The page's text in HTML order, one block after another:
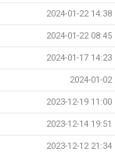
2024-01-22 14:38
2024-01-22 08:45
2024-01-17 14:23
2024-01-02
2023-12-19 11:00
2023-12-14 19:51
2023-12-12 21:34